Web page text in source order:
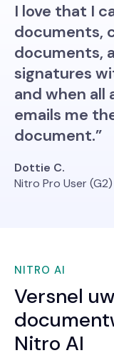
I love that I
documents,
documents,
signatures
and when all
emails me
document.”
Dottie C.
Nitro Pro User (G2)
NITRO AI
Versnel uw
Nitro AI